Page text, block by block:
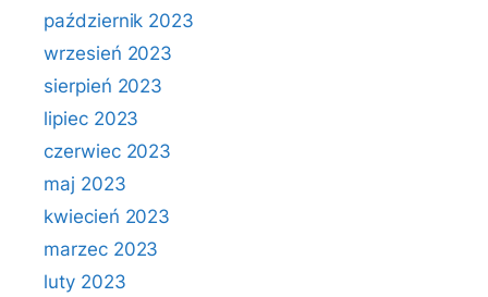
październik 2023
wrzesień 2023
sierpień 2023
lipiec 2023
czerwiec 2023
maj 2023
kwiecień 2023
marzec 2023
luty 2023